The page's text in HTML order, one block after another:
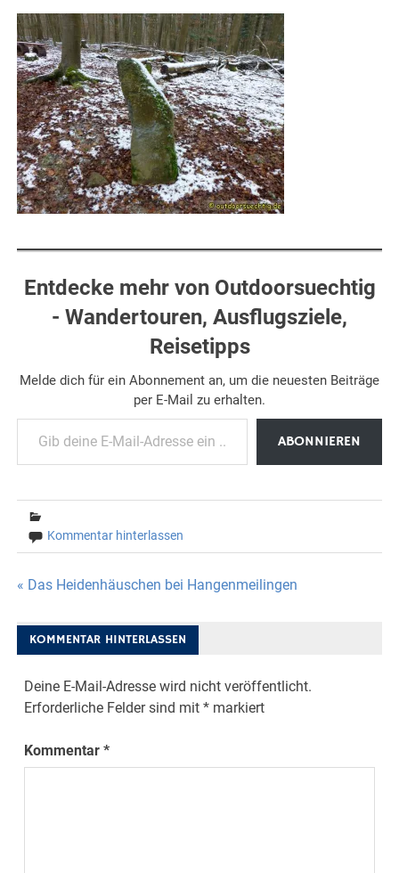
Entdecke mehr von Outdoorsuechtig
- Wandertouren, Ausflugsziele,
Reisetipps
Melde dich für ein Abonnement an, um die neuesten Beiträge
per E-Mail zu erhalten.
Gib deine E-Mail-Adresse ein ...
ABONNIEREN
Kommentar hinterlassen
Beitragsnavigation
« Das Heidenhäuschen bei Hangenmeilingen
KOMMENTAR HINTERLASSEN
Deine E-Mail-Adresse wird nicht veröffentlicht.
Erforderliche Felder sind mit* markiert
Kommentar*